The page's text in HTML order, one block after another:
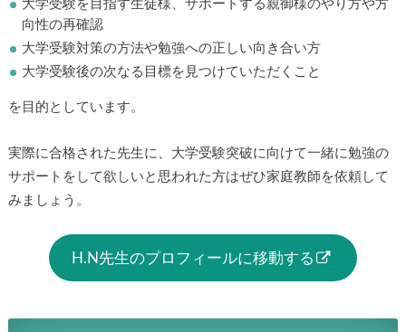
大学受験を目指す生徒様、サポートする親御様のやり方や方
向性の再確認
大学受験対策の方法や勉強への正しい向き合い方
大学受験後の次なる目標を見つけていただくこと
を目的としています。
実際に合格された先生に、大学受験突破に向けて一緒に勉強の
サポートをして欲しいと思われた方はぜひ家庭教師を依頼して
みましょう。
H.N先生のプロフィールに移動する